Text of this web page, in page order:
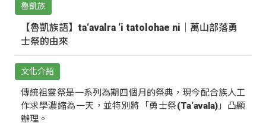
魯凱族
【魯凱族語】ta‘avalra ‘i tatolohae ni｜萬山部落勇
士祭的由來
文化介紹
傳統祖靈祭是一系列為期四個月的祭典，現今配合族人工
作求學濃縮為一天，並特別將「勇士祭(Ta‘avala)」凸顯
辦理。